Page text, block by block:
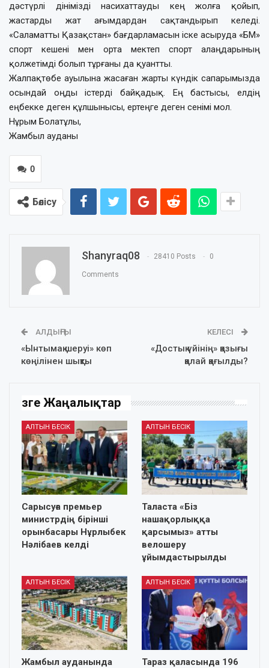
дәстүрлі дінімізді насихаттауды кең жолға қойып,
жастарды жат ағымдардан сақтандырып келеді.
«Саламатты Қазақстан» бағдарламасын іске асыруда «БМ»
спорт кешені мен орта мектеп спорт алаңдарының
қолжетімді болып тұрғаны да қуантты.
Жалпақтөбе ауылына жасаған жарты күндік сапарымызда
осындай оңды істерді байқадық. Ең бастысы, елдің
еңбекке деген құлшынысы, ертеңге деген сенімі мол.
Нұрым Болатұлы,
Жамбыл ауданы
0
Бөлісу
Shanyraq08 28410 Posts 0
Comments
АЛДЫҢҒЫ
«Ынтымақ шеруі» көп
көңілінен шықты
КЕЛЕСІ
«Достық үйінің» қазығы
қалай қағылды?
Өзге Жаңалықтар
АЛТЫН БЕСІК
Сарысуға премьер
министрдің бірінші
орынбасары Нұрлыбек
Нәлібаев келді
АЛТЫН БЕСІК
Таласта «Біз
нашақорлыққа
қарсымыз» атты
велошеру
ұйымдастырылды
АЛТЫН БЕСІК
Жамбыл ауданында
АЛТЫН БЕСІК
Тараз қаласында 196